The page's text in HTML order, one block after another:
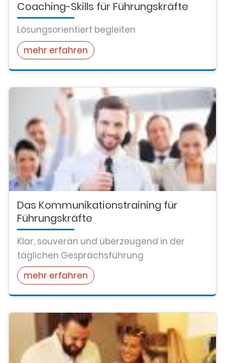
Coaching-Skills für Führungskräfte
Lösungsorientiert begleiten
mehr erfahren
Das Kommunikationstraining für
Führungskräfte
Klar, souverän und überzeugend in der
täglichen Gesprächsführung
mehr erfahren